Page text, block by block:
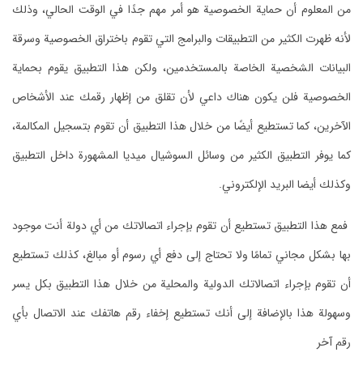
من المعلوم أن حماية الخصوصية هو أمر مهم جدًا في الوقت الحالي، وذلك
لأنه ظهرت الكثير من التطبيقات والبرامج التي تقوم باختراق الخصوصية وسرقة
البيانات الشخصية الخاصة بالمستخدمين، ولكن هذا التطبيق يقوم بحماية
الخصوصية فلن يكون هناك داعي لأن تقلق من إظهار رقمك عند الأشخاص
الآخرين، كما تستطيع أيضًا من خلال هذا التطبيق أن تقوم بتسجيل المكالمة،
كما يوفر التطبيق الكثير من وسائل السوشيال ميديا المشهورة داخل التطبيق
وكذلك أيضا البريد الإلكتروني.
فمع هذا التطبيق تستطيع أن تقوم بإجراء اتصالاتك من أي دولة أنت موجود
بها بشكل مجاني تمامًا ولا تحتاج إلى دفع أي رسوم أو مبالغ، كذلك تستطيع
أن تقوم بإجراء اتصالاتك الدولية والمحلية من خلال هذا التطبيق بكل يسر
وسهولة هذا بالإضافة إلى أنك تستطيع إخفاء رقم هاتفك عند الاتصال بأي
رقم آخر